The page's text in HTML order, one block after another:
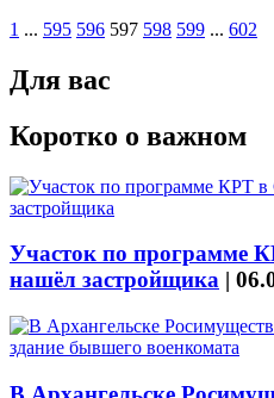
1 ... 595 596 597 598 599 ... 602
Для вас
Коротко о важном
Участок по программе
нашёл застройщика |